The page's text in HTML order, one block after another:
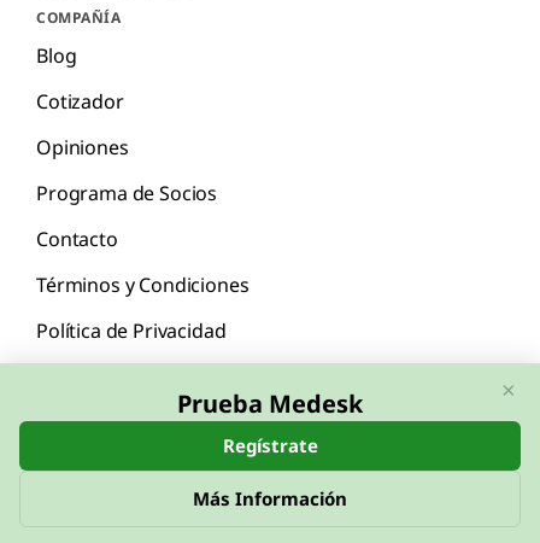
COMPAÑÍA
Blog
Cotizador
Opiniones
Programa de Socios
Contacto
Términos y Condiciones
Política de Privacidad
English Español
Prueba Medesk
Regístrate
Más Información
×